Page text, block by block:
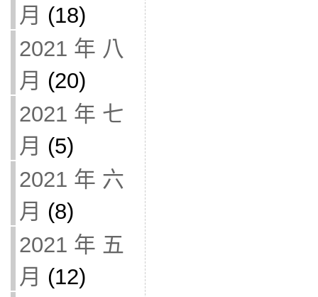
月 (18)
2021 年 八
月 (20)
2021 年 七
月 (5)
2021 年 六
月 (8)
2021 年 五
月 (12)